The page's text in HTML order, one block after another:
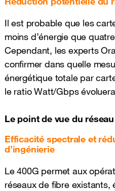
Il est probable que les
moins d’énergie que
Cependant, les experts
confirmer dans quelle
énergétique totale par
le ratio Watt/Gbps
Le point de vue du
Efficacité spectrale et
d’ingénierie
Le 400G permet aux
réseaux de fibre existants,